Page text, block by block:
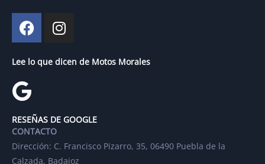
Lee lo que dicen de Motos Morales
RESEÑAS DE GOOGLE
CONTACTO
Dirección: C. Francisco Pizarro, 35, 06490 Puebla de la
Calzada, Badajoz